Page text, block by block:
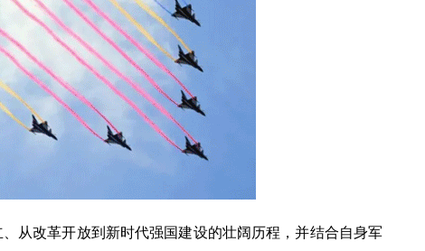
从改革开放到新时代强国建设的壮阔历程，并结合自身军